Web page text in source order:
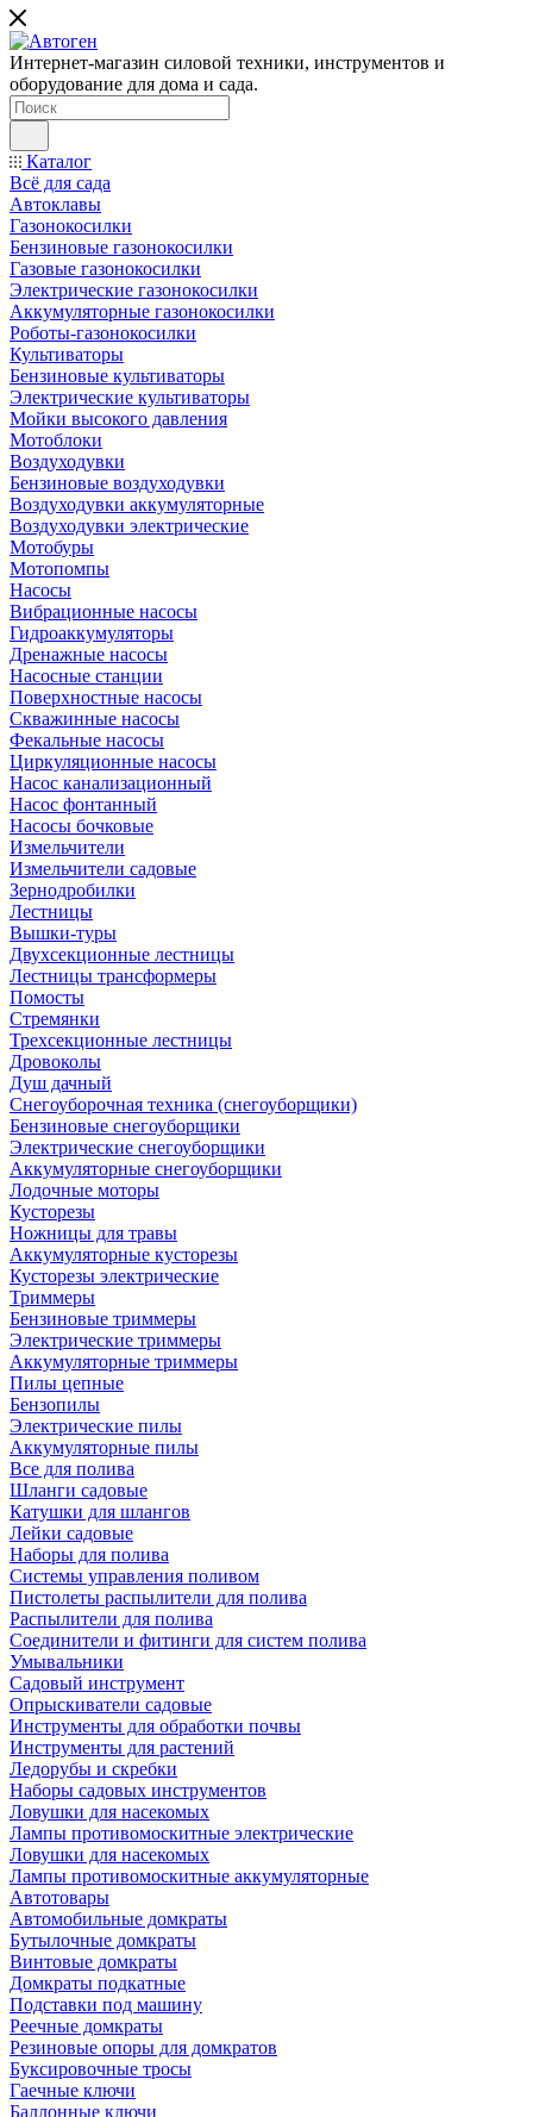
Интернет-магазин силовой техники, инструментов и
оборудование для дома и сада.
Каталог
Всё для сада
Автоклавы
Газонокосилки
Бензиновые газонокосилки
Газовые газонокосилки
Электрические газонокосилки
Аккумуляторные газонокосилки
Роботы-газонокосилки
Культиваторы
Бензиновые культиваторы
Электрические культиваторы
Мойки высокого давления
Мотоблоки
Воздуходувки
Бензиновые воздуходувки
Воздуходувки аккумуляторные
Воздуходувки электрические
Мотобуры
Мотопомпы
Насосы
Вибрационные насосы
Гидроаккумуляторы
Дренажные насосы
Насосные станции
Поверхностные насосы
Скважинные насосы
Фекальные насосы
Циркуляционные насосы
Насос канализационный
Насос фонтанный
Насосы бочковые
Измельчители
Измельчители садовые
Зернодробилки
Лестницы
Вышки-туры
Двухсекционные лестницы
Лестницы трансформеры
Помосты
Стремянки
Трехсекционные лестницы
Дровоколы
Душ дачный
Снегоуборочная техника (снегоуборщики)
Бензиновые снегоуборщики
Электрические снегоуборщики
Аккумуляторные снегоуборщики
Лодочные моторы
Кусторезы
Ножницы для травы
Аккумуляторные кусторезы
Кусторезы электрические
Триммеры
Бензиновые триммеры
Электрические триммеры
Аккумуляторные триммеры
Пилы цепные
Бензопилы
Электрические пилы
Аккумуляторные пилы
Все для полива
Шланги садовые
Катушки для шлангов
Лейки садовые
Наборы для полива
Системы управления поливом
Пистолеты распылители для полива
Распылители для полива
Соединители и фитинги для систем полива
Умывальники
Садовый инструмент
Опрыскиватели садовые
Инструменты для обработки почвы
Инструменты для растений
Ледорубы и скребки
Наборы садовых инструментов
Ловушки для насекомых
Лампы противомоскитные электрические
Ловушки для насекомых
Лампы противомоскитные аккумуляторные
Автотовары
Автомобильные домкраты
Бутылочные домкраты
Винтовые домкраты
Домкраты подкатные
Подставки под машину
Реечные домкраты
Резиновые опоры для домкратов
Буксировочные тросы
Гаечные ключи
Баллонные ключи